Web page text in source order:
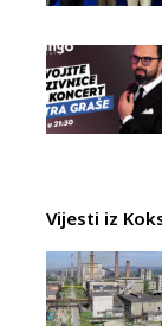
Vijesti iz